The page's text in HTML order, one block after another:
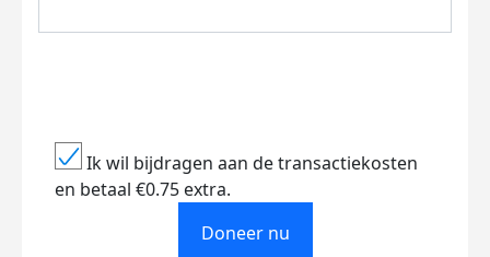
Ik wil bijdragen aan de transactiekosten
en betaal €0.75 extra.
Doneer nu